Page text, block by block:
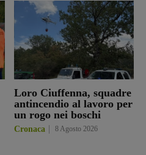
Loro Ciuffenna, squadre
antincendio al lavoro per
un rogo nei boschi
Cronaca 8 Agosto 2026